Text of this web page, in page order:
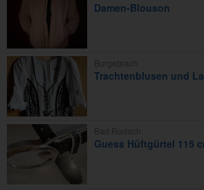
Damen-Blouson
Trachtenblusen und
Guess Hüftgürtel 115